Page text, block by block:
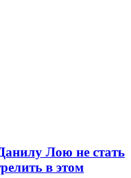
Лою не стать
в этом